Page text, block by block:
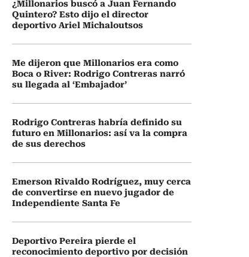
¿Millonarios buscó a Juan Fernando
Quintero? Esto dijo el director
deportivo Ariel Michaloutsos
Me dijeron que Millonarios era como
Boca o River: Rodrigo Contreras narró
su llegada al ‘Embajador’
Rodrigo Contreras habría definido su
futuro en Millonarios: así va la compra
de sus derechos
Emerson Rivaldo Rodríguez, muy cerca
de convertirse en nuevo jugador de
Independiente Santa Fe
Deportivo Pereira pierde el
reconocimiento deportivo por decisión